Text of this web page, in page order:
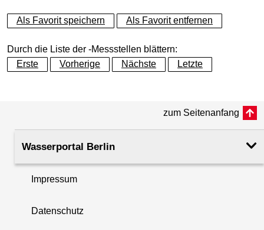
+
−
Als Favorit speichern Als Favorit entfernen
Durch die Liste der -Messstellen blättern:
Erste
Vorherige Nächste Letzte
zum Seitenanfang
Wasserportal Berlin
Impressum
Datenschutz